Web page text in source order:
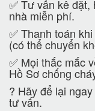
✅ Tư vấn kê
nhà miễn phí.
✅ Thanh toán
(có thể chuyển
✅ Mọi thắc mắc
Hồ Sơ chống
? Hãy để lại
tư vấn.